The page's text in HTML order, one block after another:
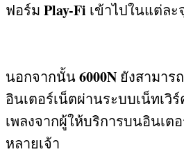
ฟอร์ม Play-Fi เข้าไปในแต่ล
นอกจากนั้น6000N ยังสามาร
อินเตอร์เน็ตผ่านระบบเน็ทเวิ
เพลงจากผู้ให้บริการบนอินเต
หลายเจ้า